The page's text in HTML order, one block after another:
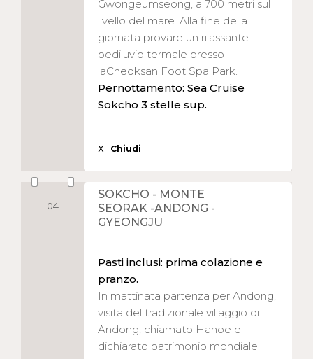
Gwongeumseong, a 700 metri sul
livello del mare. Alla fine della
giornata provare un rilassante
pediluvio termale presso
laCheoksan Foot Spa Park.
Pernottamento: Sea Cruise
Sokcho 3 stelle sup.
X Chiudi
04
SOKCHO - MONTE
SEORAK -ANDONG -
GYEONGJU
Pasti inclusi: prima colazione e
pranzo.
In mattinata partenza per Andong,
visita del tradizionale villaggio di
Andong, chiamato Hahoe e
dichiarato patrimonio mondiale